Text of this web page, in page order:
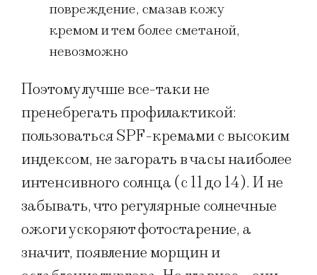
повреждение, смазав кожу
кремом и тем более сметаной,
невозможно
Поэтому лучше все-таки не
пренебрегать профилактикой:
пользоваться SPF-кремами с высоким
индексом, не загорать в часы наиболее
интенсивного солнца (с 11 до 14). И не
забывать, что регулярные солнечные
ожоги ускоряют фотостарение, а
значит, появление морщин и